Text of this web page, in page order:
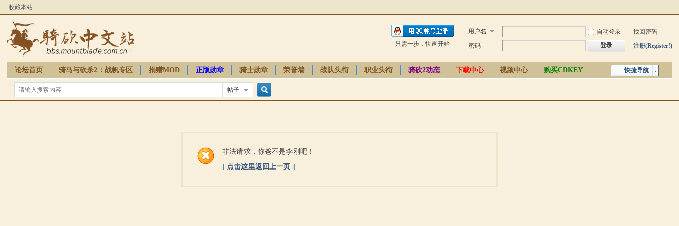
收藏本站
用户名 自动登录
找回密码
密码
登录 注册(Register!)
只需一步，快速开始
快捷导航
论坛首页 骑马与砍杀2：战帆专区 捐赠MOD 正版勋章 骑士勋章 荣誉墙 战队头衔 职业头衔 骑砍2动态 下载中心 视频中心
购买CDKEY
骑砍周边
帖子
索
非法请求，你爸不是李刚吧！
[ 点击这里返回上一页 ]